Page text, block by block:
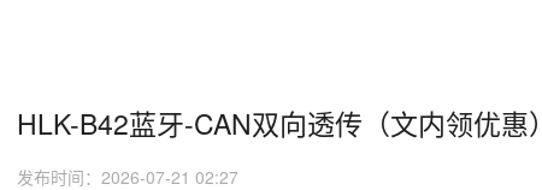
HLK-B42蓝牙-CAN双向透传（文内领优惠）
发布时间：2026-07-21 02:27